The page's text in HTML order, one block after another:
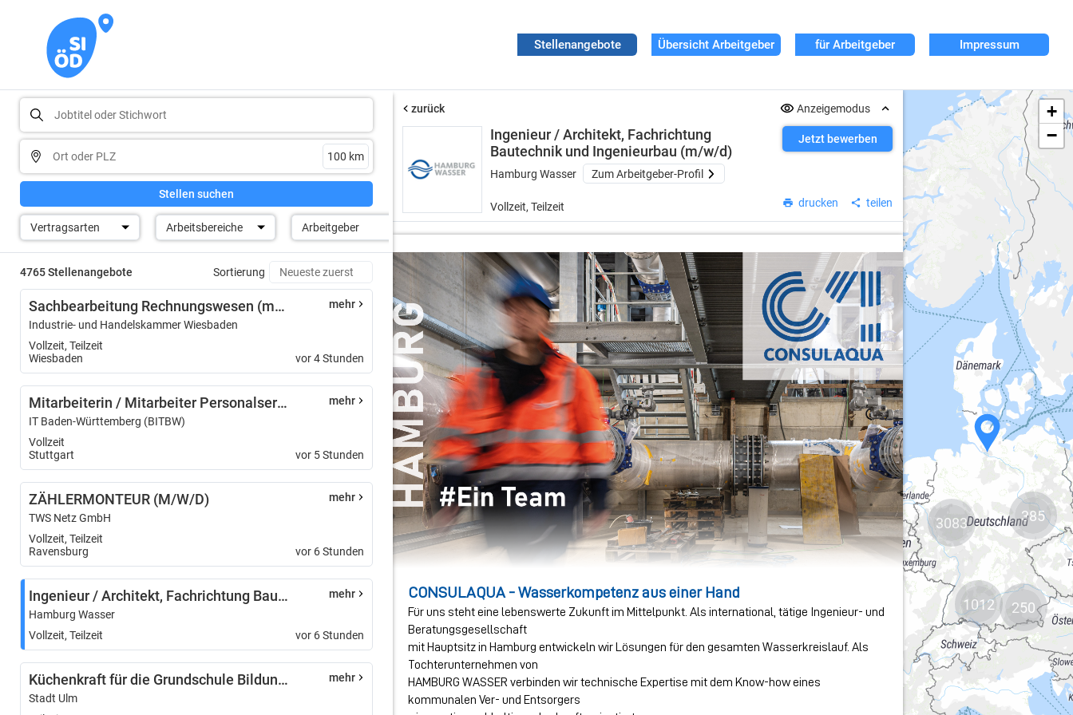
Stellenangebote Übersicht Arbeitgeber für Arbeitgeber Impressum
Stellen suchen
Vertragsarten Arbeitsbereiche Arbeitgeber
4765 Stellenangebote Sortierung
Sachbearbeitung Rechnungswesen (m/w/d)
Industrie- und Handelskammer Wiesbaden
Vollzeit, Teilzeit
Wiesbaden
mehr
vor 4 Stunden
Mitarbeiterin / Mitarbeiter Personalservice (w/m/d) Schwerpunkt Bewerbungsmanagement - 12219-12
IT Baden-Württemberg (BITBW)
Vollzeit
Stuttgart
mehr
vor 5 Stunden
ZÄHLERMONTEUR (M/W/D)
TWS Netz GmbH
Vollzeit, Teilzeit
Ravensburg
mehr
vor 6 Stunden
Ingenieur / Architekt, Fachrichtung Bautechnik und Ingenieurbau (m/w/d)
Hamburg Wasser
Vollzeit, Teilzeit
mehr
vor 6 Stunden
Küchenkraft für die Grundschule Bildungshaus Ulmer Spatz (m/w/d)
Stadt Ulm
mehr
zurück Anzeigemodus
Ingenieur / Architekt, Fachrichtung
Bautechnik und Ingenieurbau (m/w/d)
Hamburg Wasser Zum Arbeitgeber-Profil
Vollzeit, Teilzeit
Jetzt bewerben
drucken teilen
3083
1012
385
250
+
−